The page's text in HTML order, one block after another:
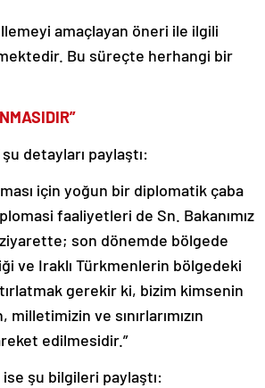
amaçlayan öneri ile ilgili
Bu süreçte herhangi bir
detayları paylaştı:
için yoğun bir diplomatik çaba
faaliyetleri de Sn. Bakanımız
ziyarette; son dönemde bölgede
ve Iraklı Türkmenlerin bölgedeki
gerekir ki, bizim kimsenin
ve sınırlarımızın
edilmesidir.”
şu bilgileri paylaştı: